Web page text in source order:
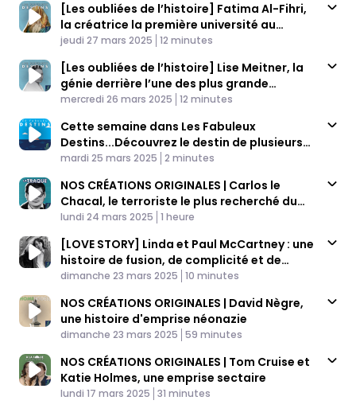
[Les oubliées de l’histoire] Fatima Al-Fihri,
la créatrice la première université au
monde
Published At
jeudi 27 mars 2025 Time
12 minutes
[Les oubliées de l’histoire] Lise Meitner, la
génie derrière l’une des plus grande
découverte scientifique
Published At
mercredi 26 mars 2025 Time
12 minutes
Cette semaine dans Les Fabuleux
Destins...Découvrez le destin de plusieurs
femmes disparues de l'histoire
Published At
mardi 25 mars 2025 Time
2 minutes
NOS CRÉATIONS ORIGINALES | Carlos le
Chacal, le terroriste le plus recherché du
20e siècle
Published At
lundi 24 mars 2025 Time
1 heure
[LOVE STORY] Linda et Paul McCartney : une
histoire de fusion, de complicité et de
soutien
Published At
dimanche 23 mars 2025 Time
10 minutes
NOS CRÉATIONS ORIGINALES | David Nègre,
une histoire d'emprise néonazie
Published At
dimanche 23 mars 2025 Time
59 minutes
NOS CRÉATIONS ORIGINALES | Tom Cruise et
Katie Holmes, une emprise sectaire
Published At
lundi 17 mars 2025 Time
31 minutes